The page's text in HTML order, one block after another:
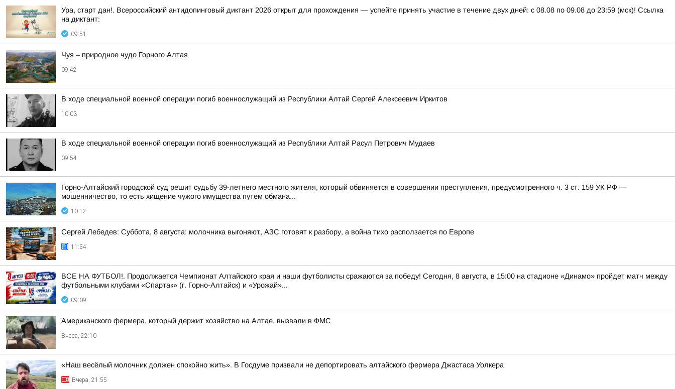
Ура, старт дан!. Всероссийский антидопинговый диктант 2026 открыт для прохождения — успейте принять участие в течение двух дней: с 08.08 по 09.08 до 23:59 (мск)! Ссылка
на диктант:
09:51
Чуя – природное чудо Горного Алтая
09:42
В ходе специальной военной операции погиб военнослужащий из Республики Алтай Сергей Алексеевич Иркитов
10:03
В ходе специальной военной операции погиб военнослужащий из Республики Алтай Расул Петрович Мудаев
09:54
Горно-Алтайский городской суд решит судьбу 39-летнего местного жителя, который обвиняется в совершении преступления, предусмотренного ч. 3 ст. 159 УК РФ —
мошенничество, то есть хищение чужого имущества путем обмана...
10:12
Сергей Лебедев: Суббота, 8 августа: молочника выгоняют, АЗС готовят к разбору, а война тихо расползается по Европе
11:54
ВСЕ НА ФУТБОЛ!. Продолжается Чемпионат Алтайского края и наши футболисты сражаются за победу! Сегодня, 8 августа, в 15:00 на стадионе «Динамо» пройдет матч между
футбольными клубами «Спартак» (г. Горно-Алтайск) и «Урожай»...
09:09
Американского фермера, который держит хозяйство на Алтае, вызвали в ФМС
Вчера, 22:10
«Наш весёлый молочник должен спокойно жить». В Госдуме призвали не депортировать алтайского фермера Джастаса Уолкера
Вчера, 21:55